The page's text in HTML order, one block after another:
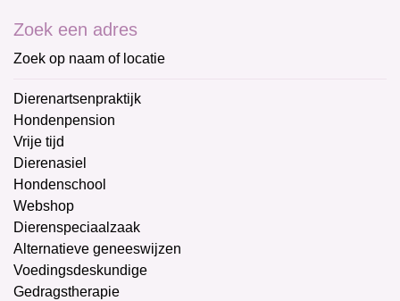
Zoek een adres
Zoek op naam of locatie
Dierenartsenpraktijk
Hondenpension
Vrije tijd
Dierenasiel
Hondenschool
Webshop
Dierenspeciaalzaak
Alternatieve geneeswijzen
Voedingsdeskundige
Gedragstherapie